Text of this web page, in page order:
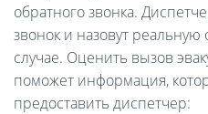
обратного звонка.
звонок и назовут
случае. Оценить вызов
поможет информация,
предоставить диспетчер: